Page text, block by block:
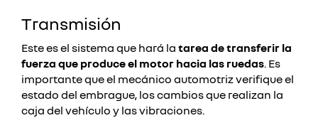
Transmisión
Este es el sistema que hará la tarea de transferir la
fuerza que produce el motor hacia las ruedas. Es
importante que el mecánico automotriz verifique el
estado del embrague, los cambios que realizan la
caja del vehículo y las vibraciones.